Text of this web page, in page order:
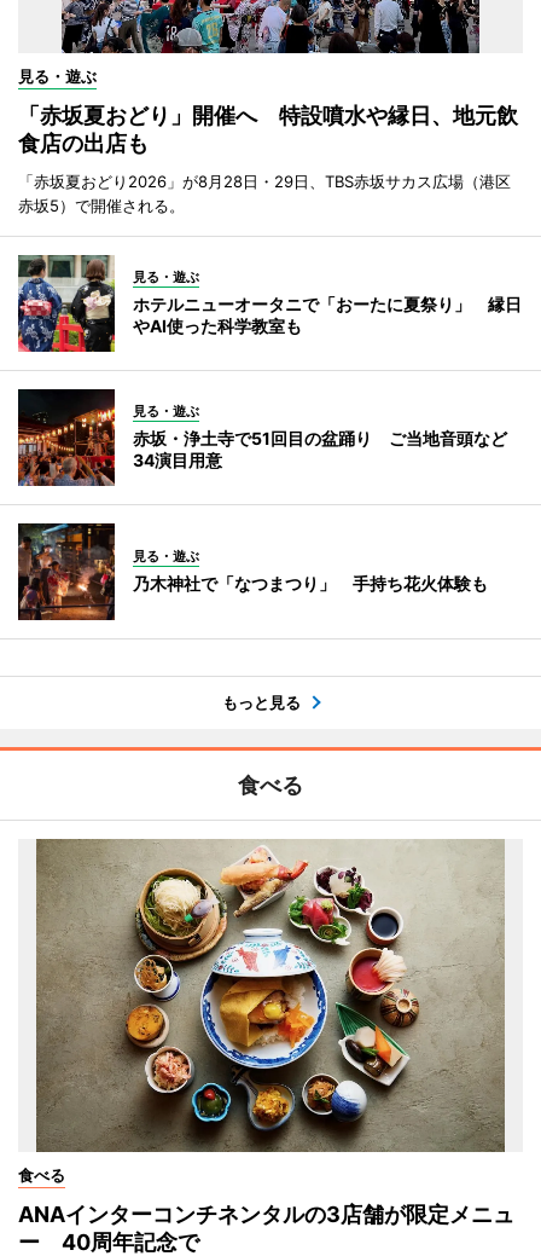
見る・遊ぶ
「赤坂夏おどり」開催へ 特設噴水や縁日、地元飲
食店の出店も
「赤坂夏おどり2026」が8月28日・29日、TBS赤坂サカス広場（港区
赤坂5）で開催される。
見る・遊ぶ
ホテルニューオータニで「おーたに夏祭り」 縁日
やAI使った科学教室も
見る・遊ぶ
赤坂・浄土寺で51回目の盆踊り ご当地音頭など
34演目用意
見る・遊ぶ
乃木神社で「なつまつり」 手持ち花火体験も
もっと見る
食べる
食べる
ANAインターコンチネンタルの3店舗が限定メニュ
ー 40周年記念で